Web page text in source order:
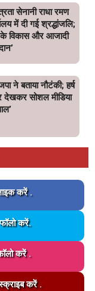
सेनानी राधा रमण
में दी गई श्रद्धांजलि;
के विकास और आजादी
ने बताया नौटंकी; हर्ष
देखकर सोशल मीडिया
करें .
करें.
करें .
करें .